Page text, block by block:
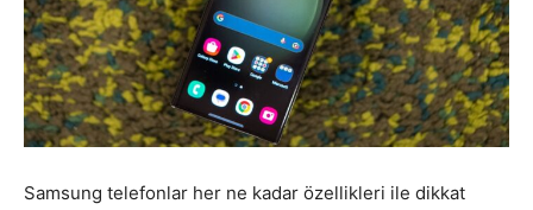
Samsung telefonlar her ne kadar özellikleri ile dikkat